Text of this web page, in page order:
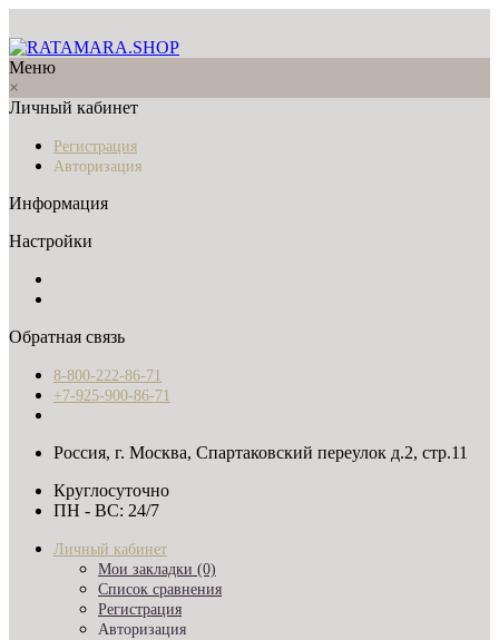
Меню
×
Личный кабинет
Регистрация
Авторизация
Информация
Настройки
Обратная связь
8-800-222-86-71
+7-925-900-86-71
Россия, г. Москва, Спартаковский переулок д.2, стр.11
Круглосуточно
ПН - ВС: 24/7
Личный кабинет
Мои закладки (0)
Список сравнения
Регистрация
Авторизация